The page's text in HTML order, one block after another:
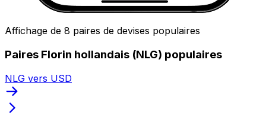
Affichage de 8 paires de devises populaires
Paires Florin hollandais (NLG) populaires
NLG vers USD